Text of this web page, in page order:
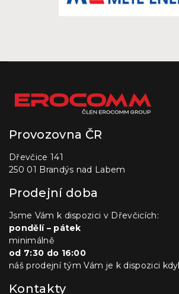
Provozovna ČR
Dřevčice 141
250 01 Brandýs nad Labem
Prodejní doba
Jsme Vám k dispozici v Dřevčicích:
pondělí – pátek
minimálně
od 7:30 do 16:00
náš prodejní tým Vám je k dispozici
Kontakty